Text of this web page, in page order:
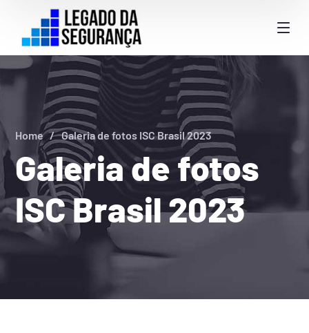
Galeria de fotos
ISC Brasil 2023
Home Galeria de fotos ISC Brasil 2023